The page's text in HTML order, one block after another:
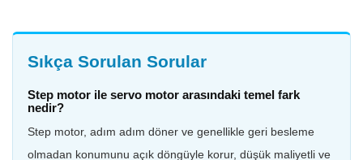
Sıkça Sorulan Sorular
Step motor ile servo motor arasındaki temel fark
nedir?
Step motor, adım adım döner ve genellikle geri besleme
olmadan konumunu açık döngüyle korur, düşük maliyetli ve